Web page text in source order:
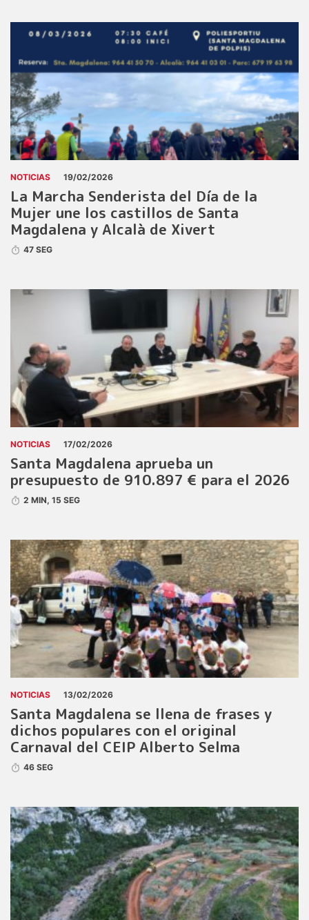
NOTICIAS 19/02/2026
La Marcha Senderista del Día de la
Mujer une los castillos de Santa
Magdalena y Alcalà de Xivert
47 SEG
NOTICIAS 17/02/2026
Santa Magdalena aprueba un
presupuesto de 910.897 € para el 2026
2 MIN, 15 SEG
NOTICIAS 13/02/2026
Santa Magdalena se llena de frases y
dichos populares con el original
Carnaval del CEIP Alberto Selma
46 SEG